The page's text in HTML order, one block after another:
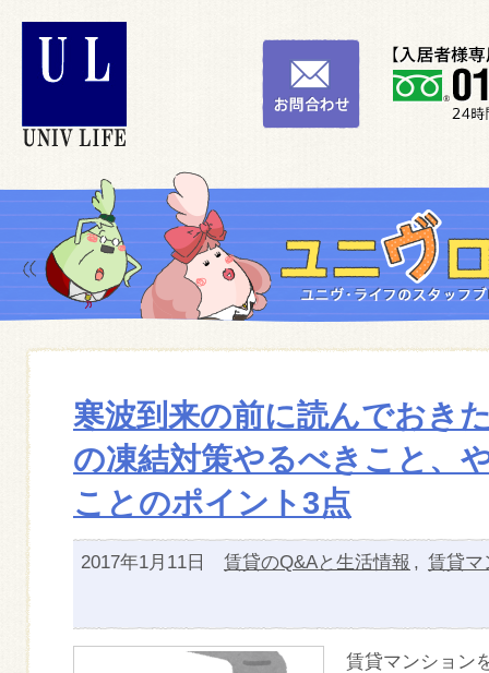
寒波到来の前に読んでおき
の凍結対策やるべきこと、
ことのポイント3点
2017年1月11日 賃貸のQ&Aと生活情報 , 賃貸マ
賃貸マンション